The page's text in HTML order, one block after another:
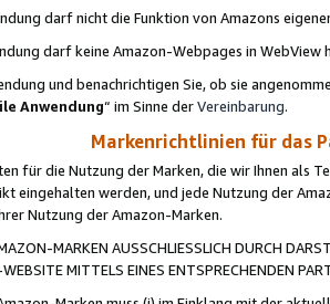
darf nicht die Funktion von Amazons
darf keine Amazon-Webpages in WebView
und benachrichtigen Sie, ob sie
Anwendung“ im Sinne derVereinbarung.
Markenrichtlinien für das
für die Nutzung der Marken, die wir Ihnen als
eingehalten werden, und jede Nutzung der
Nutzung der Amazon-Marken.
MARKEN AUSSCHLIESSLICH DURCH
MITTELS EINES ENTSPRECHENDEN